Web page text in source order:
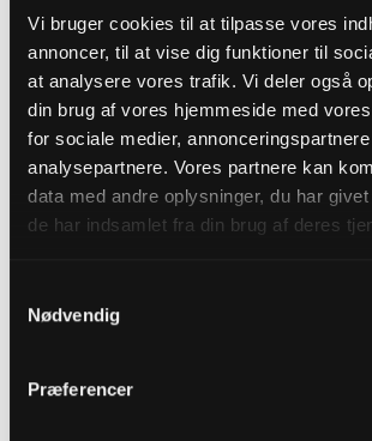
Vi bruger cookies til at tilpasse vores
annoncer, til at vise dig funktioner til
at analysere vores trafik. Vi deler også
din brug af vores hjemmeside med
for sociale medier,
analysepartnere. Vores partnere kan
data med andre oplysninger, du har
de har indsamlet fra din brug af deres
Nødvendig
Præferencer
Et lys derude midt i mørket er
gør det muligt at finde rundt, se
finde det som du evt. måtte have
livs-lys er Jesus for os.
I dag har jeg taget endnu et af Guds
skaberværker med herind i kirken:
kastanjeskal fra et ægte
kastanje, som snart kan spises.
den og så på med lidt smør når